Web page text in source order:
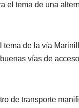
el tema de una
tema de la vía
vías de
de transporte